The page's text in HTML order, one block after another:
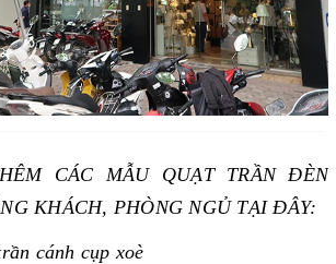
CÁC MẪU QUẠT TRẦN ĐÈN
KHÁCH, PHÒNG NGỦ TẠI ĐÂY:
cánh cụp xoè